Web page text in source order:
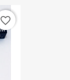
favorite_border